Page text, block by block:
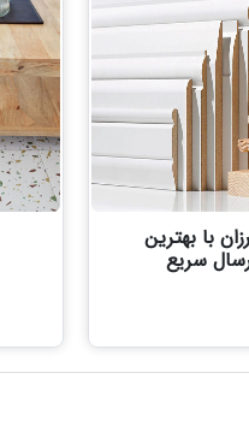
با بهترین
سریع